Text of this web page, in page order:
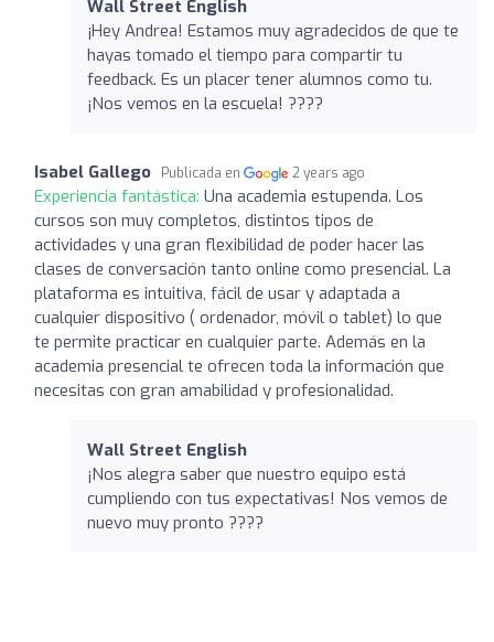
Wall Street English
¡Hey Andrea! Estamos muy agradecidos de que te
hayas tomado el tiempo para compartir tu
feedback. Es un placer tener alumnos como tu.
¡Nos vemos en la escuela! ????
Isabel Gallego Publicada en 2 years ago
Experiencia fantástica: Una academia estupenda. Los
cursos son muy completos, distintos tipos de
actividades y una gran flexibilidad de poder hacer las
clases de conversación tanto online como presencial. La
plataforma es intuitiva, fácil de usar y adaptada a
cualquier dispositivo ( ordenador, móvil o tablet) lo que
te permite practicar en cualquier parte. Además en la
academia presencial te ofrecen toda la información que
necesitas con gran amabilidad y profesionalidad.
Wall Street English
¡Nos alegra saber que nuestro equipo está
cumpliendo con tus expectativas! Nos vemos de
nuevo muy pronto ????